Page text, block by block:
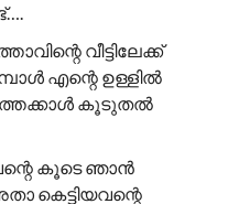
വീട്ടിലേക്ക്
എന്റെ ഉള്ളിൽ
കൂടുതൽ
കൂടെ ഞാൻ
കെട്ടിയവന്റെ